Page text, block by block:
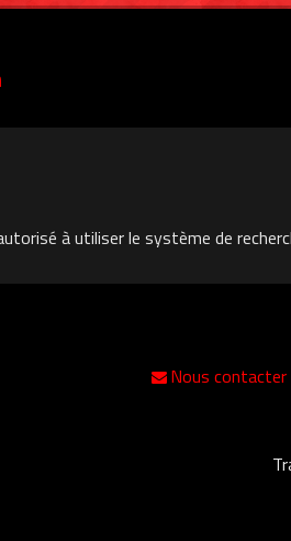
à utiliser le système de
Nous contacter